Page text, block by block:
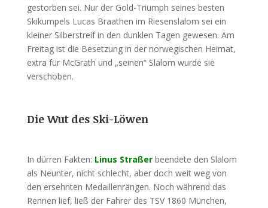
gestorben sei. Nur der Gold-Triumph seines besten
Skikumpels Lucas Braathen im Riesenslalom sei ein
kleiner Silberstreif in den dunklen Tagen gewesen. Am
Freitag ist die Besetzung in der norwegischen Heimat,
extra für McGrath und „seinen“ Slalom wurde sie
verschoben.
Die Wut des Ski-Löwen
In dürren Fakten: Linus Straßerbeendete den Slalom
als Neunter, nicht schlecht, aber doch weit weg von
den ersehnten Medaillenrängen. Noch während das
Rennen lief, ließ der Fahrer des TSV 1860 München,